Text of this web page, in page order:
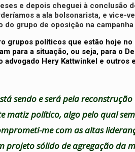
e depois cheguei à conclusão
a ala bolsonarista, e vice-
do grupo de oposição na
grupos políticos que estão hoje
para a situação, ou seja, para o
Hery Kattwinkel e outros
sendo e será pela
matiz político, algo pelo qual
me com as altas
projeto sólido de agregação da